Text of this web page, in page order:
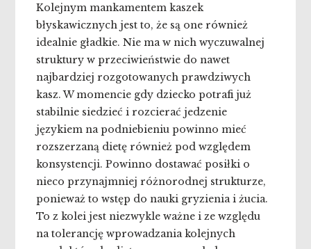
Kolejnym mankamentem kaszek
błyskawicznych jest to, że są one również
idealnie gładkie. Nie ma w nich wyczuwalnej
struktury w przeciwieństwie do nawet
najbardziej rozgotowanych prawdziwych
kasz. W momencie gdy dziecko potrafi już
stabilnie siedzieć i rozcierać jedzenie
językiem na podniebieniu powinno mieć
rozszerzaną dietę również pod względem
konsystencji. Powinno dostawać posiłki o
nieco przynajmniej różnorodnej strukturze,
ponieważ to wstęp do nauki gryzienia i żucia.
To z kolei jest niezwykle ważne i ze względu
na tolerancję wprowadzania kolejnych